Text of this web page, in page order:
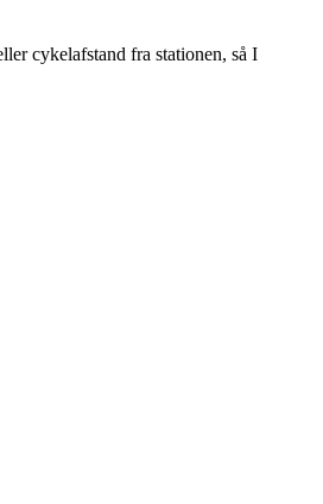
cykelafstand fra stationen, så I